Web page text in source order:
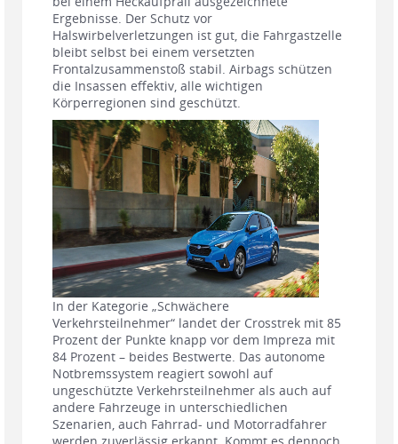
Ergebnisse. Der Schutz vor
Halswirbelverletzungen ist gut, die Fahrgastzelle
bleibt selbst bei einem versetzten
Frontalzusammenstoß stabil. Airbags schützen
die Insassen effektiv, alle wichtigen
Körperregionen sind geschützt.
In der Kategorie „Schwächere
Verkehrsteilnehmer“ landet der Crosstrek mit 85
Prozent der Punkte knapp vor dem Impreza mit
84 Prozent – beides Bestwerte. Das autonome
Notbremssystem reagiert sowohl auf
ungeschützte Verkehrsteilnehmer als auch auf
andere Fahrzeuge in unterschiedlichen
Szenarien, auch Fahrrad- und Motorradfahrer